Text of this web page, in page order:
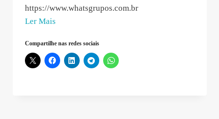
https://www.whatsgrupos.com.br
Ler Mais
–
2019-
Compartilhe nas redes sociais